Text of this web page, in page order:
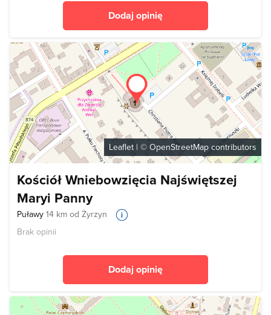
Dodaj opinię
Leaflet | © OpenStreetMap contributors
Kościół Wniebowzięcia Najświętszej
Maryi Panny
Puławy 14 km od Żyrzyn
Brak opinii
Dodaj opinię